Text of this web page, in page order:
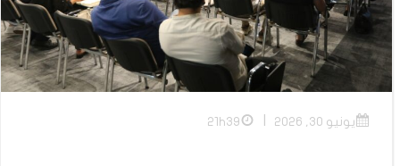
يونيو 30, 2026 21h39